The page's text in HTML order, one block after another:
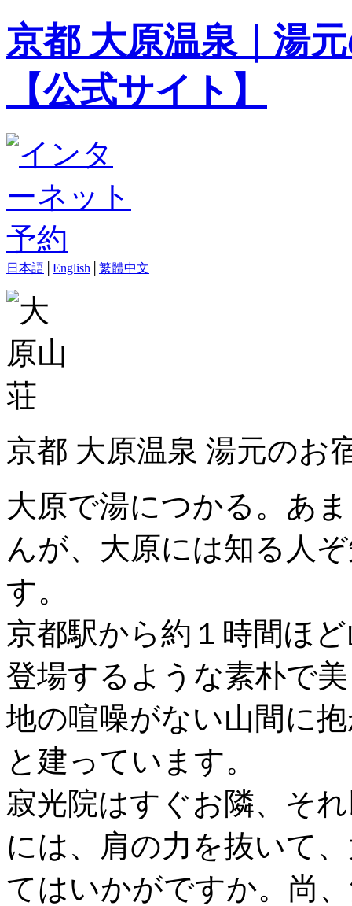
京都 大原温泉｜湯
【公式サイト】
日本語 English 繁體中文
京都 大原温泉 湯元の
大原で湯につかる。あ
んが、大原には知る人
す。
京都駅から約１時間ほ
登場するような素朴で
地の喧噪がない山間に
と建っています。
寂光院はすぐお隣、そ
には、肩の力を抜いて
てはいかがですか。尚